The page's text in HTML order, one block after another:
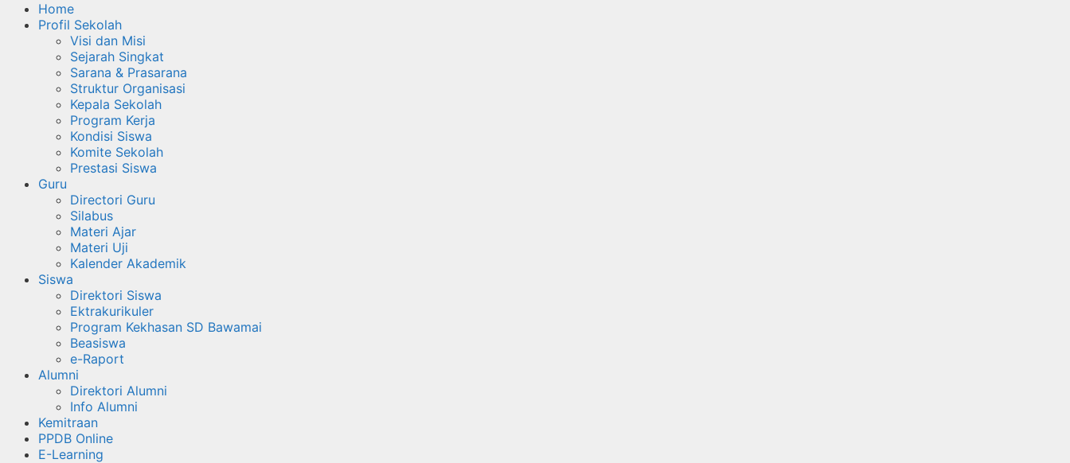
Home
Profil Sekolah
Visi dan Misi
Sejarah Singkat
Sarana & Prasarana
Struktur Organisasi
Kepala Sekolah
Program Kerja
Kondisi Siswa
Komite Sekolah
Prestasi Siswa
Guru
Directori Guru
Silabus
Materi Ajar
Materi Uji
Kalender Akademik
Siswa
Direktori Siswa
Ektrakurikuler
Program Kekhasan SD Bawamai
Beasiswa
e-Raport
Alumni
Direktori Alumni
Info Alumni
Kemitraan
PPDB Online
E-Learning